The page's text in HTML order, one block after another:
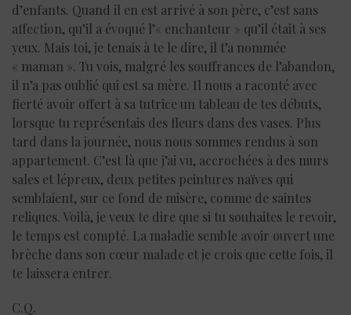
d’enfants. Quand il en est arrivé à son père, c’est sans
affection, qu’il a évoqué l’« enchanteur » qu’il était à ses
yeux. Mais toi, je tenais à te le dire, il t’a nommée
« maman ». Tu vois, malgré les souffrances de l’abandon,
il n’a pas oublié qui est sa mère. Il nous a raconté avec
fierté avoir offert à sa tutrice un tableau de tes débuts,
lorsque tu représentais des fleurs dans des vases. Plus
tard dans la journée, nous nous sommes rendus à son
appartement. C’est là que j’ai vu, accrochées à des murs
sales et lépreux, deux petites peintures naïves qui
semblaient, sur ce fond de misère, comme de saintes
reliques. Voilà, je veux te dire que si tu souhaites le revoir,
le temps est compté. La maladie semble avoir ouvert une
brèche dans son cœur malade et je crois que cette fois, il
te laissera entrer.
C.Q.